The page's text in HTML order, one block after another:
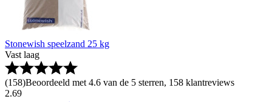
Stonewish speelzand 25 kg
Vast laag
(158)Beoordeeld met 4.6 van de 5 sterren, 158 klantreviews
2.69